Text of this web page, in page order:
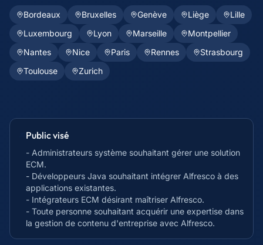
Bordeaux Bruxelles Genève Liège
Lille
Luxembourg
Lyon Marseille
Montpellier
Nantes
Nice Paris Rennes
Strasbourg
Toulouse
Zurich
Public visé
- Administrateurs système souhaitant gérer une solution
ECM.
- Développeurs Java souhaitant intégrer Alfresco à des
applications existantes.
- Intégrateurs ECM désirant maîtriser Alfresco.
- Toute personne souhaitant acquérir une expertise dans
la gestion de contenu d'entreprise avec Alfresco.